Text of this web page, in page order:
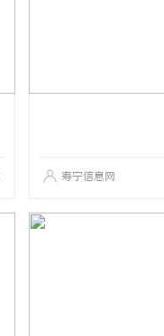
寿宁信息网